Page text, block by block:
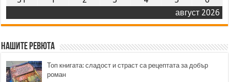
август 2026
Нашите ревюта
Топ книгата: сладост и страст са рецептата за добър
роман